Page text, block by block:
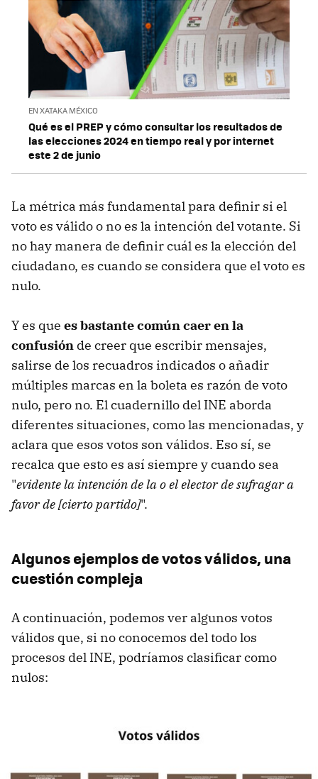
EN XATAKA MÉXICO
Qué es el PREP y cómo consultar los resultados de
las elecciones 2024 en tiempo real y por internet
este 2 de junio
La métrica más fundamental para definir si el
voto es válido o no es la intención del votante. Si
no hay manera de definir cuál es la elección del
ciudadano, es cuando se considera que el voto es
nulo.
Y es que es bastante común caer en la
confusión de creer que escribir mensajes,
salirse de los recuadros indicados o añadir
múltiples marcas en la boleta es razón de voto
nulo, pero no. El cuadernillo del INE aborda
diferentes situaciones, como las mencionadas, y
aclara que esos votos son válidos. Eso sí, se
recalca que esto es así siempre y cuando sea
"evidente la intención de la o el elector de sufragar a
favor de [cierto partido]".
Algunos ejemplos de votos válidos, una
cuestión compleja
A continuación, podemos ver algunos votos
válidos que, si no conocemos del todo los
procesos del INE, podríamos clasificar como
nulos: